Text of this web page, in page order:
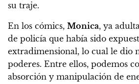
su traje.
En los cómics, Monica, ya
de policía que había sido
extradimensional, lo cual le dio
poderes. Entre ellos, podemos
absorción y manipulación de